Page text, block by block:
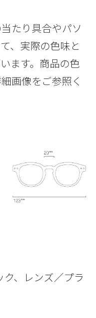
たり具合やパソ
、実際の色味と
ます。商品の色
画像をご参照く
、レンズ／プラ